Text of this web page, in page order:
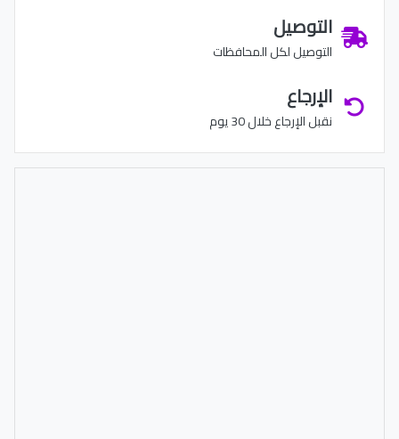
التوصيل
التوصيل لكل المحافظات
الإرجاع
نقبل الإرجاع خلال 30 يوم